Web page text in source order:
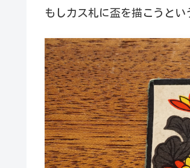
もしカス札に盃を描こうとい